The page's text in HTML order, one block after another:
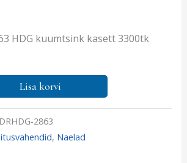
HDG kuumtsink kasett 3300tk
Lisa korvi
2863
, Naelad